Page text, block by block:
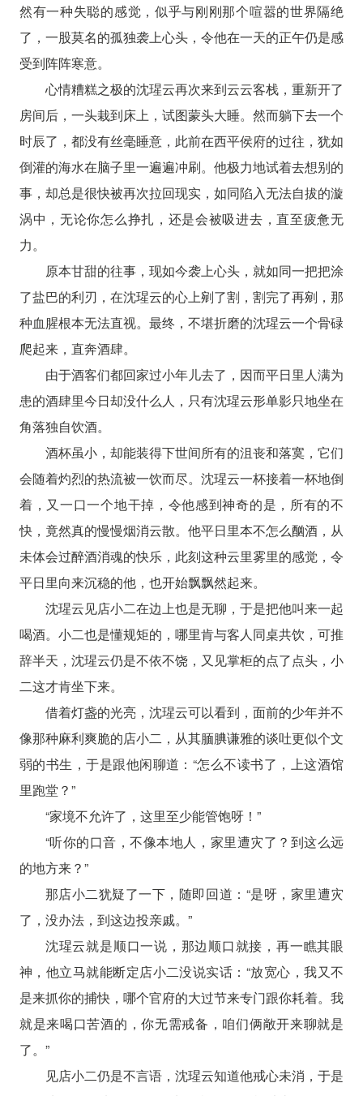
然有一种失聪的感觉，似乎与刚刚那个喧嚣的世界隔绝
了，一股莫名的孤独袭上心头，令他在一天的正午仍是感
受到阵阵寒意。
心情糟糕之极的沈瑆云再次来到云云客栈，重新开了
房间后，一头栽到床上，试图蒙头大睡。然而躺下去一个
时辰了，都没有丝毫睡意，此前在西平侯府的过往，犹如
倒灌的海水在脑子里一遍遍冲刷。他极力地试着去想别的
事，却总是很快被再次拉回现实，如同陷入无法自拔的漩
涡中，无论你怎么挣扎，还是会被吸进去，直至疲惫无
力。
原本甘甜的往事，现如今袭上心头，就如同一把把涂
了盐巴的利刃，在沈瑆云的心上剜了割，割完了再剜，那
种血腥根本无法直视。最终，不堪折磨的沈瑆云一个骨碌
爬起来，直奔酒肆。
由于酒客们都回家过小年儿去了，因而平日里人满为
患的酒肆里今日却没什么人，只有沈瑆云形单影只地坐在
角落独自饮酒。
酒杯虽小，却能装得下世间所有的沮丧和落寞，它们
会随着灼烈的热流被一饮而尽。沈瑆云一杯接着一杯地倒
着，又一口一个地干掉，令他感到神奇的是，所有的不
快，竟然真的慢慢烟消云散。他平日里本不怎么酗酒，从
未体会过醉酒消魂的快乐，此刻这种云里雾里的感觉，令
平日里向来沉稳的他，也开始飘飘然起来。
沈瑆云见店小二在边上也是无聊，于是把他叫来一起
喝酒。小二也是懂规矩的，哪里肯与客人同桌共饮，可推
辞半天，沈瑆云仍是不依不饶，又见掌柜的点了点头，小
二这才肯坐下来。
借着灯盏的光亮，沈瑆云可以看到，面前的少年并不
像那种麻利爽脆的店小二，从其腼腆谦雅的谈吐更似个文
弱的书生，于是跟他闲聊道：“怎么不读书了，上这酒馆
里跑堂？”
“家境不允许了，这里至少能管饱呀！”
“听你的口音，不像本地人，家里遭灾了？到这么远
的地方来？”
那店小二犹疑了一下，随即回道：“是呀，家里遭灾
了，没办法，到这边投亲戚。”
沈瑆云就是顺口一说，那边顺口就接，再一瞧其眼
神，他立马就能断定店小二没说实话：“放宽心，我又不
是来抓你的捕快，哪个官府的大过节来专门跟你耗着。我
就是来喝口苦酒的，你无需戒备，咱们俩敞开来聊就是
了。”
见店小二仍是不言语，沈瑆云知道他戒心未消，于是